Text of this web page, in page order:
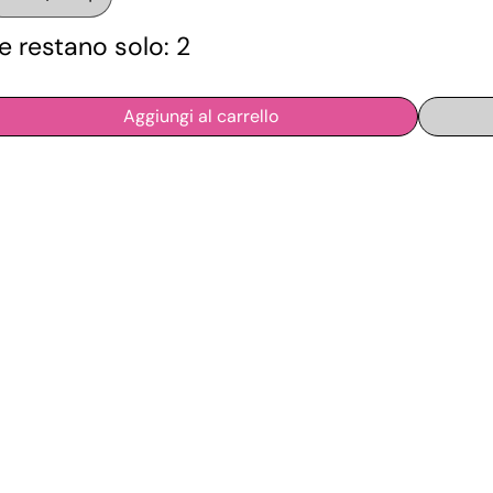
restano solo: 2
Aggiungi al carrello